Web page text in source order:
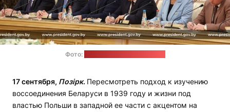
Фото:
17 сентября, Позірк. Пересмотреть подход к изучению
воссоединения Беларуси в 1939 году и жизни под
властью Польши в западной ее части с акцентом на